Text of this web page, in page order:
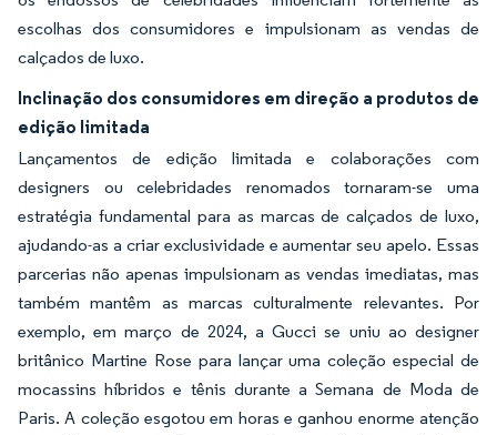
escolhas dos consumidores e impulsionam as vendas de
calçados de luxo.
Inclinação dos consumidores em direção a produtos de
edição limitada
Lançamentos de edição limitada e colaborações com
designers ou celebridades renomados tornaram-se uma
estratégia fundamental para as marcas de calçados de luxo,
ajudando-as a criar exclusividade e aumentar seu apelo. Essas
parcerias não apenas impulsionam as vendas imediatas, mas
também mantêm as marcas culturalmente relevantes. Por
exemplo, em março de 2024, a Gucci se uniu ao designer
britânico Martine Rose para lançar uma coleção especial de
mocassins híbridos e tênis durante a Semana de Moda de
Paris. A coleção esgotou em horas e ganhou enorme atenção